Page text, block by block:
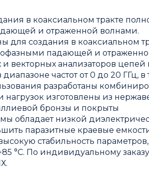
в коаксиальном тракте
и отраженной волнами.
для создания в коаксиальном
падающей и
и векторных анализаторов цепей
частот от 0 до 20 ГГц, в
разработаны
нагрузок изготовлены из
бронзы и покрыты
обладает низкой
паразитные краевые
стабильность
°C. По индивидуальному заказу